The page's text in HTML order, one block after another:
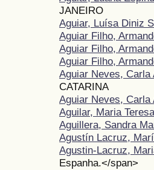
JANEIRO
Aguiar, Luísa Diniz
Aguiar Filho,
Aguiar Filho,
Aguiar Filho,
Aguiar Neves, Carla
CATARINA
Aguiar Neves, Carla
Aguilar, Maria
Aguillera, Sandra
Agustín Lacruz,
Agustin-Lacruz,
Espanha.</span>